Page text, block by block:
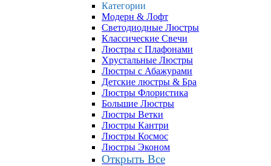
Категории
Модерн & Лофт
Светодиодные Люстры
Классические Свечи
Люстры с Плафонами
Хрустальные Люстры
Люстры с Абажурами
Детские люстры & Бра
Люстры Флористика
Большие Люстры
Люстры Ветки
Люстры Кантри
Люстры Космос
Люстры Эконом
Открыть Все